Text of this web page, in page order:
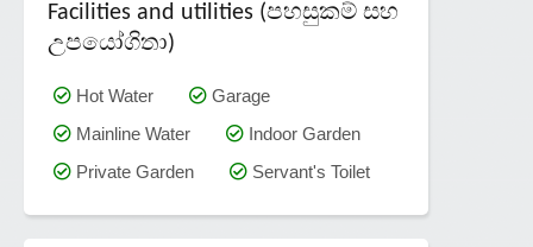
Facilities and utilities (පහසුකම් සහ
උපයෝගිතා)
Hot Water
Garage
Mainline Water
Indoor Garden
Private Garden
Servant's Toilet